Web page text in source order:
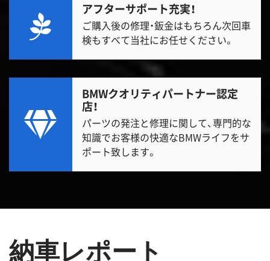
アフターサポート充実！
ご購入後の修理・鈑金はもちろん次回車
検もすべて当社にお任せください。
BMWクオリティパートナー認定
店！
パーツの発注と修理に関して、専門的な
知識でお客様の快適なBMWライフをサ
ポート致します。
納車レポート